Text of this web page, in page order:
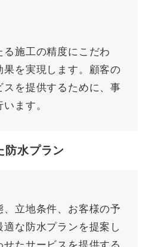
施工の精度にこだわ
果を実現します。顧客の
を提供するために、事
ます。
防水プラン
立地条件、お客様の予
な防水プランを提案し